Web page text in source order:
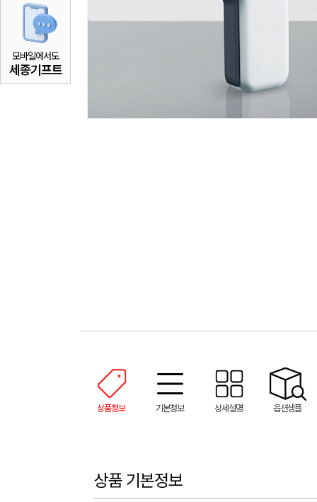
모바일에서도
세종기프트
상품정보 기본정보 상세설명 옵션샘플
상품 기본정보